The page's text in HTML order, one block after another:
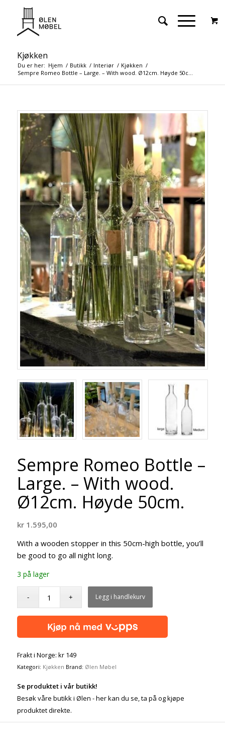
Kjøkken
Du er her: Hjem / Butikk / Interiør / Kjøkken /
Sempre Romeo Bottle – Large. – With wood. Ø12cm. Høyde 50c...
Sempre Romeo Bottle –
Large. – With wood.
Ø12cm. Høyde 50cm.
kr1.595,00
With a wooden stopper in this 50cm-high bottle, you’ll
be good to go all night long.
3 på lager
Legg i handlekurv
Frakt i Norge: kr 149
Kategori: Kjøkken Brand: Ølen Møbel
Se produktet i vår butikk!
Besøk våre butikk i Ølen - her kan du se, ta på og kjøpe
produktet direkte.